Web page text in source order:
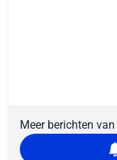
Meer berichten van